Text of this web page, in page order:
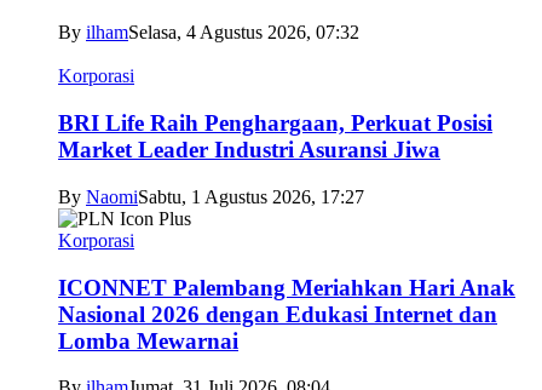
By ilhamSelasa, 4 Agustus 2026, 07:32
Korporasi
BRI Life Raih Penghargaan, Perkuat Posisi
Market Leader Industri Asuransi Jiwa
By NaomiSabtu, 1 Agustus 2026, 17:27
Korporasi
ICONNET Palembang Meriahkan Hari Anak
Nasional 2026 dengan Edukasi Internet dan
Lomba Mewarnai